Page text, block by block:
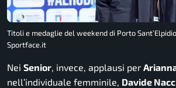
Titoli e medaglie del weekend di Porto
Sportface.it
Nei Senior , invece, applausi per
nell’individuale femminile, Davide